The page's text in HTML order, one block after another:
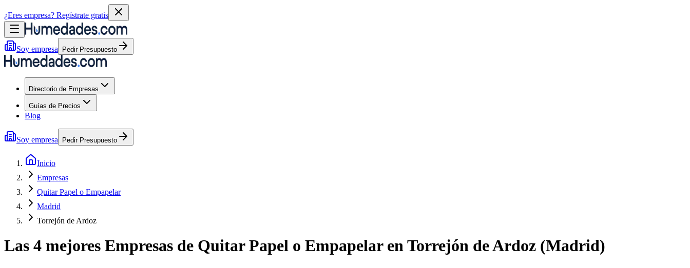
¿Eres empresa? Regístrate gratis
Soy empresa Pedir Presupuesto
Directorio de Empresas
Guías de Precios
Blog
Soy empresa Pedir Presupuesto
Inicio
Empresas
Quitar Papel o Empapelar
Madrid
Torrejón de Ardoz
Las 4 mejores Empresas de Quitar Papel o EmpapelarenTorrejón de Ardoz (Madrid)